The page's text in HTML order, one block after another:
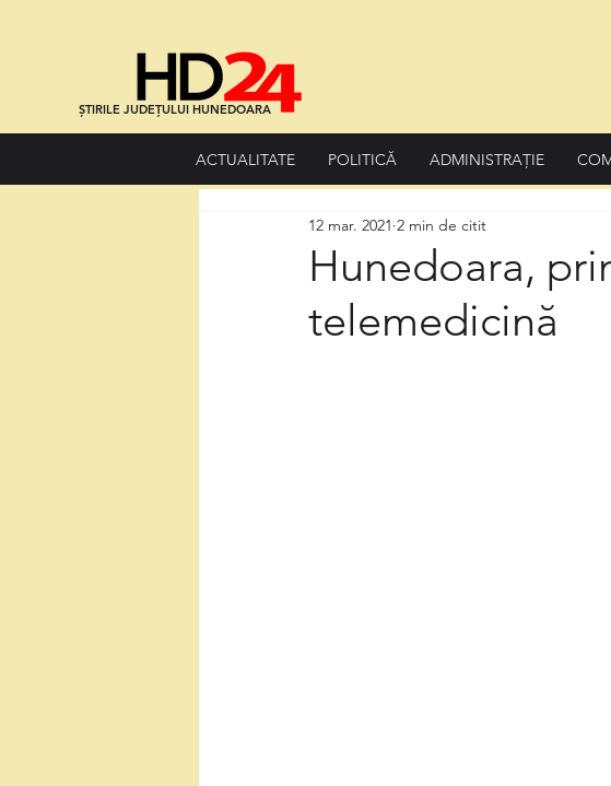
ȘTIRILE JUDEȚULUI HUNEDOARA
ACTUALITATE POLITICĂ ADMINISTRAȚIE
Hunedoara,
telemedicină
12 mar. 2021 2 min de citit